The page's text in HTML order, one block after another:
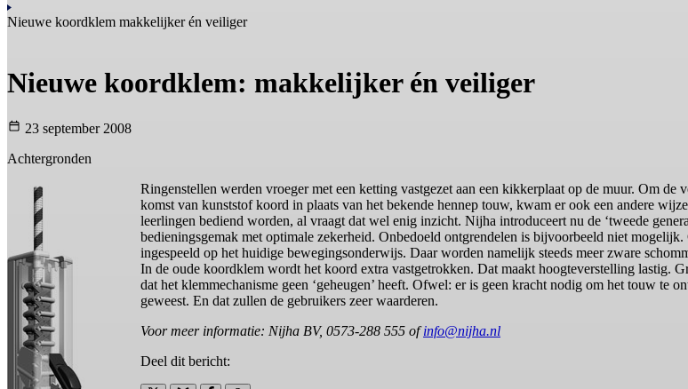
Nieuwe koordklem makkelijker én veiliger
Nieuwe koordklem: makkelijker én veiliger
23 september 2008
Achtergronden
Ringenstellen werden vroeger met een ketting vastgezet aan een kikkerplaat op de muur. Om
komst van kunststof koord in plaats van het bekende hennep touw, kwam er ook een andere
leerlingen bediend worden, al vraagt dat wel enig inzicht. Nijha introduceert nu de ‘tweede
bedieningsgemak met optimale zekerheid. Onbedoeld ontgrendelen is bijvoorbeeld niet
ingespeeld op het huidige bewegingsonderwijs. Daar worden namelijk steeds meer zware
In de oude koordklem wordt het koord extra vastgetrokken. Dat maakt hoogteverstelling lastig.
dat het klemmechanisme geen ‘geheugen’ heeft. Ofwel: er is geen kracht nodig om het touw te
geweest. En dat zullen de gebruikers zeer waarderen.
Voor meer informatie: Nijha BV, 0573-288 555 ofinfo@nijha.nl
Deel dit bericht: